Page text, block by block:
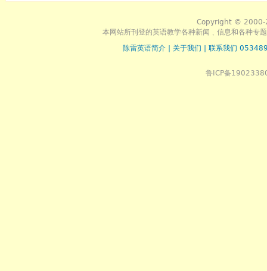
Copyright © 2000-
本网站所刊登的英语教学各种新闻﹑信息和各种专
陈雷英语简介
关于我们 联系我们
鲁ICP备